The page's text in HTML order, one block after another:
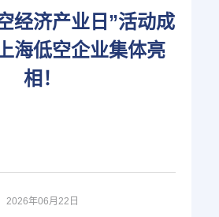
经济产业日”活动成
海低空企业集体亮
相！
2026年06月22日